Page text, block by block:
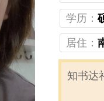
学历：
居住：
知书达